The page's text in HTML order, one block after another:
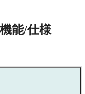
能/仕様